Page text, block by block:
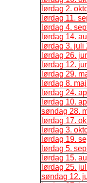
lørdag 2.
lørdag 11.
lørdag 4.
lørdag 14.
lørdag 3. juli
lørdag 26.
lørdag 12.
lørdag 29.
lørdag 8.
lørdag 24.
lørdag 10.
søndag 28.
lørdag 17.
lørdag 3.
lørdag 19.
lørdag 5.
lørdag 15.
lørdag 25.
søndag 12.